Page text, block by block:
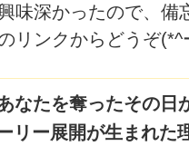
味深かったので、
リンクからどうぞ(*^
なたを奪ったその日
リー展開が生まれた